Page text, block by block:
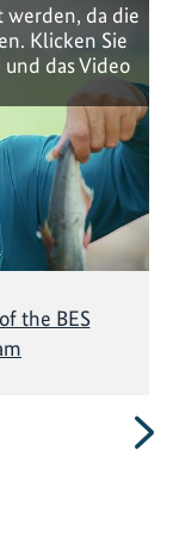
da die
Klicken Sie
das Video
the BES